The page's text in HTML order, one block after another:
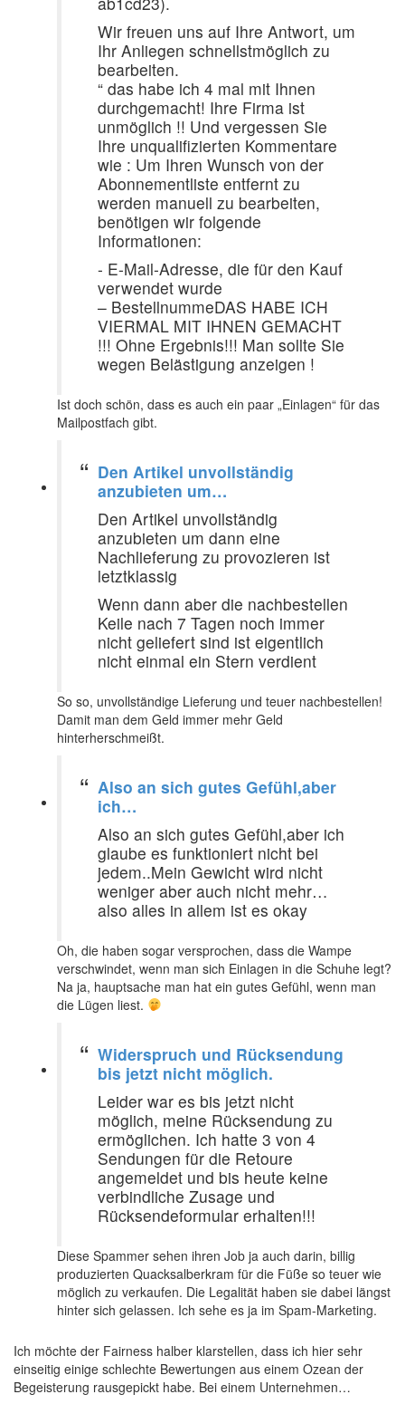
Wir freuen uns auf Ihre Antwort, um
Ihr Anliegen schnellstmöglich zu
bearbeiten.
“ das habe ich 4 mal mit Ihnen
durchgemacht! Ihre Firma ist
unmöglich !! Und vergessen Sie
Ihre unqualifizierten Kommentare
wie : Um Ihren Wunsch von der
Abonnementliste entfernt zu
werden manuell zu bearbeiten,
benötigen wir folgende
Informationen:
- E-Mail-Adresse, die für den Kauf
verwendet wurde
– BestellnummeDAS HABE ICH
VIERMAL MIT IHNEN GEMACHT
!!! Ohne Ergebnis!!! Man sollte Sie
wegen Belästigung anzeigen !
Ist doch schön, dass es auch ein paar „Einlagen“ für das
Mailpostfach gibt.
Den Artikel unvollständig
anzubieten um…
Den Artikel unvollständig
anzubieten um dann eine
Nachlieferung zu provozieren ist
letztklassig
Wenn dann aber die nachbestellen
Keile nach 7 Tagen noch immer
nicht geliefert sind ist eigentlich
nicht einmal ein Stern verdient
So so, unvollständige Lieferung und teuer nachbestellen!
Damit man dem Geld immer mehr Geld
hinterherschmeißt.
Also an sich gutes Gefühl,aber
ich…
Also an sich gutes Gefühl,aber ich
glaube es funktioniert nicht bei
jedem..Mein Gewicht wird nicht
weniger aber auch nicht mehr…
also alles in allem ist es okay
Oh, die haben sogar versprochen, dass die Wampe
verschwindet, wenn man sich Einlagen in die Schuhe legt?
Na ja, hauptsache man hat ein gutes Gefühl, wenn man
die Lügen liest.
Widerspruch und Rücksendung
bis jetzt nicht möglich.
Leider war es bis jetzt nicht
möglich, meine Rücksendung zu
ermöglichen. Ich hatte 3 von 4
Sendungen für die Retoure
angemeldet und bis heute keine
verbindliche Zusage und
Rücksendeformular erhalten!!!
Diese Spammer sehen ihren Job ja auch darin, billig
produzierten Quacksalberkram für die Füße so teuer wie
möglich zu verkaufen. Die Legalität haben sie dabei längst
hinter sich gelassen. Ich sehe es ja im Spam-Marketing.
Ich möchte der Fairness halber klarstellen, dass ich hier sehr
einseitig einige schlechte Bewertungen aus einem Ozean der
Begeisterung rausgepickt habe. Bei einem Unternehmen…